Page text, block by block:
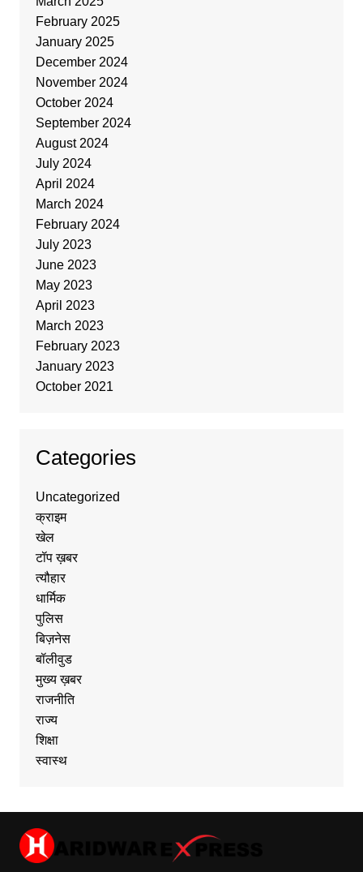
February 2025
January 2025
December 2024
November 2024
October 2024
September 2024
August 2024
July 2024
April 2024
March 2024
February 2024
July 2023
June 2023
May 2023
April 2023
March 2023
February 2023
January 2023
October 2021
Categories
Uncategorized
क्राइम
खेल
टॉप ख़बर
त्यौहार
धार्मिक
पुलिस
बिज़नेस
बॉलीवुड
मुख्य ख़बर
राजनीति
राज्य
शिक्षा
स्वास्थ